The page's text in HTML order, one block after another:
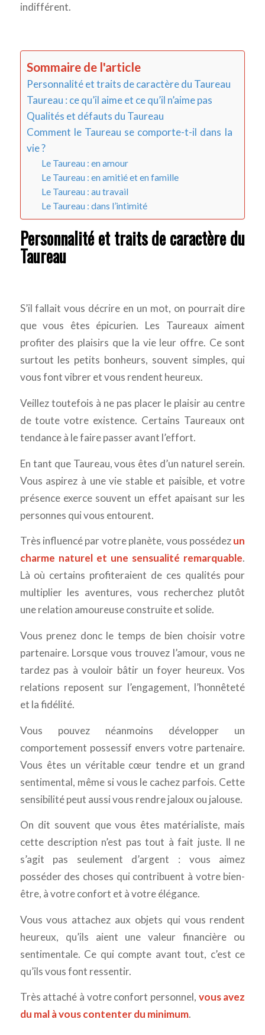
indifférent.
Sommaire de l'article
Personnalité et traits de caractère du Taureau
Taureau : ce qu’il aime et ce qu’il n’aime pas
Qualités et défauts du Taureau
Comment le Taureau se comporte-t-il dans la
vie ?
Le Taureau : en amour
Le Taureau : en amitié et en famille
Le Taureau : au travail
Le Taureau : dans l’intimité
Personnalité et traits de caractère du
Taureau
S’il fallait vous décrire en un mot, on pourrait dire
que vous êtes épicurien. Les Taureaux aiment
profiter des plaisirs que la vie leur offre. Ce sont
surtout les petits bonheurs, souvent simples, qui
vous font vibrer et vous rendent heureux.
Veillez toutefois à ne pas placer le plaisir au centre
de toute votre existence. Certains Taureaux ont
tendance à le faire passer avant l’effort.
En tant que Taureau, vous êtes d’un naturel serein.
Vous aspirez à une vie stable et paisible, et votre
présence exerce souvent un effet apaisant sur les
personnes qui vous entourent.
Très influencé par votre planète, vous possédezun
charme naturel et une sensualité remarquable.
Là où certains profiteraient de ces qualités pour
multiplier les aventures, vous recherchez plutôt
une relation amoureuse construite et solide.
Vous prenez donc le temps de bien choisir votre
partenaire. Lorsque vous trouvez l’amour, vous ne
tardez pas à vouloir bâtir un foyer heureux. Vos
relations reposent sur l’engagement, l’honnêteté
et la fidélité.
Vous pouvez néanmoins développer un
comportement possessif envers votre partenaire.
Vous êtes un véritable cœur tendre et un grand
sentimental, même si vous le cachez parfois. Cette
sensibilité peut aussi vous rendre jaloux ou jalouse.
On dit souvent que vous êtes matérialiste, mais
cette description n’est pas tout à fait juste. Il ne
s’agit pas seulement d’argent : vous aimez
posséder des choses qui contribuent à votre bien-
être, à votre confort et à votre élégance.
Vous vous attachez aux objets qui vous rendent
heureux, qu’ils aient une valeur financière ou
sentimentale. Ce qui compte avant tout, c’est ce
qu’ils vous font ressentir.
Très attaché à votre confort personnel, vous avez
du mal à vous contenter du minimum.